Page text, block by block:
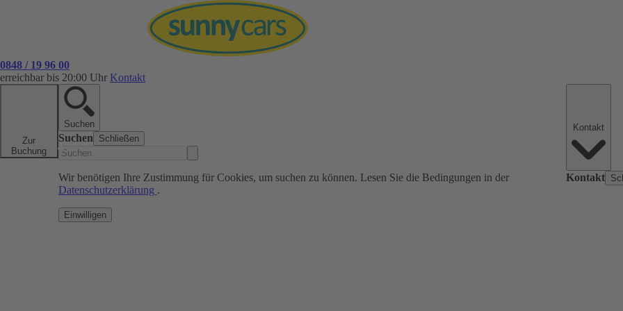
0848 / 19 96 00
erreichbar bis 20:00 Uhr Kontakt
Zur
Buchung
Suchen
Suchen Schließen
Wir benötigen Ihre Zustimmung für Cookies, um suchen zu können. Lesen Sie die Bedingungen in der
Datenschutzerklärung .
Einwilligen
Kontakt